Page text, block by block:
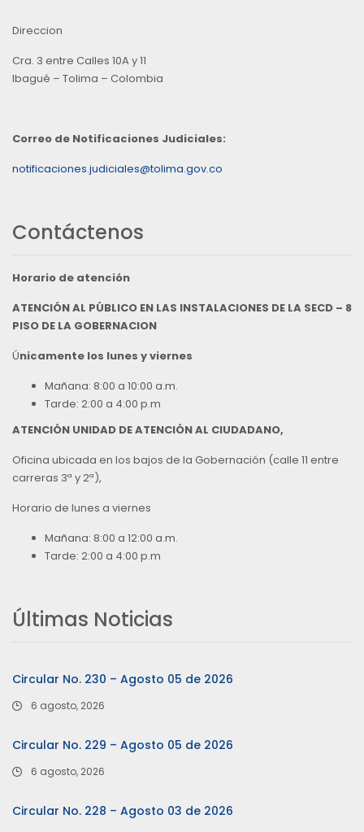
Direccion
Cra. 3 entre Calles 10A y 11
Ibagué – Tolima – Colombia
Correo de Notificaciones Judiciales:
notificaciones.judiciales@tolima.gov.co
Contáctenos
Horario de atención
ATENCIÓN AL PÚBLICO EN LAS INSTALACIONES DE LA SECD – 8
PISO DE LA GOBERNACION
Únicamente los lunes y viernes
Mañana: 8:00 a 10:00 a.m.
Tarde: 2:00 a 4:00 p.m
ATENCIÓN UNIDAD DE ATENCIÓN AL CIUDADANO,
Oficina ubicada en los bajos de la Gobernación (calle 11 entre
carreras 3ª y 2ª),
Horario de lunes a viernes
Mañana: 8:00 a 12:00 a.m.
Tarde: 2:00 a 4:00 p.m
Últimas Noticias
Circular No. 230 – Agosto 05 de 2026
6 agosto, 2026
Circular No. 229 – Agosto 05 de 2026
6 agosto, 2026
Circular No. 228 – Agosto 03 de 2026